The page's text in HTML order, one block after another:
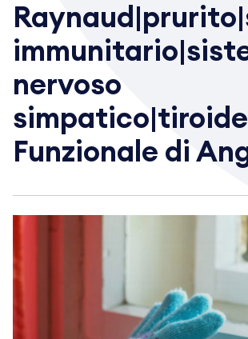
nervoso
Funzionale di